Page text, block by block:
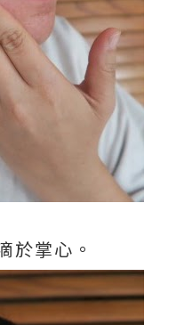
於掌心。